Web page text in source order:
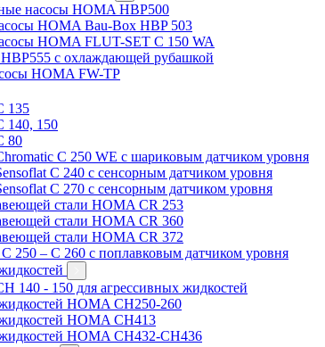
насосы HOMA HBP500
HOMA Bau-Box HBP 503
HOMA FLUT-SET C 150 WA
с охлаждающей рубашкой
HOMA FW-TP
135
140, 150
80
C 250 WE с шариковым датчиком уровня
C 240 с сенсорным датчиком уровня
C 270 с сенсорным датчиком уровня
стали HOMA CR 253
стали HOMA CR 360
стали HOMA CR 372
250 – C 260 с поплавковым датчиком уровня
140 - 150 для агрессивных жидкостей
HOMA CH250-260
HOMA CH413
HOMA CH432-CH436